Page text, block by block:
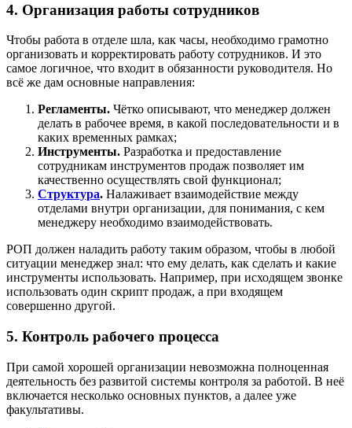
4. Организация работы сотрудников
Чтобы работа в отделе шла, как часы, необходимо грамотно
организовать и корректировать работу сотрудников. И это
самое логичное, что входит в обязанности руководителя. Но
всё же дам основные направления:
Регламенты. Чётко описывают, что менеджер должен
делать в рабочее время, в какой последовательности и в
каких временных рамках;
Инструменты. Разработка и предоставление
сотрудникам инструментов продаж позволяет им
качественно осуществлять свой функционал;
Структура. Налаживает взаимодействие между
отделами внутри организации, для понимания, с кем
менеджеру необходимо взаимодействовать.
РОП должен наладить работу таким образом, чтобы в любой
ситуации менеджер знал: что ему делать, как сделать и какие
инструменты использовать. Например, при исходящем звонке
использовать один скрипт продаж, а при входящем
совершенно другой.
5. Контроль рабочего процесса
При самой хорошей организации невозможна полноценная
деятельность без развитой системы контроля за работой. В неё
включается несколько основных пунктов, а далее уже
факультативы.